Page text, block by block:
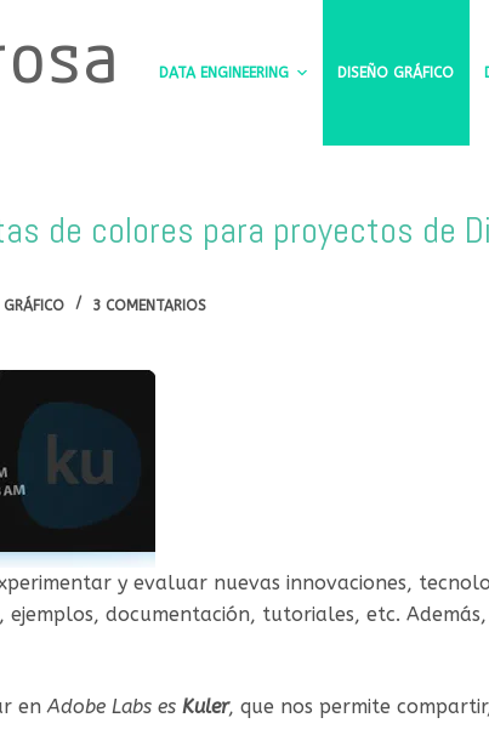
DATA ENGINEERING DISEÑO GRÁFICO
de colores para proyectos de
GRÁFICO 3 COMENTARIOS
y evaluar nuevas innovaciones,
documentación, tutoriales, etc.
enAdobe Labs esKuler, que nos permite